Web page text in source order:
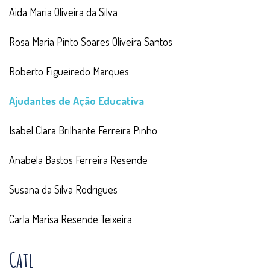
Aida Maria Oliveira da Silva
Rosa Maria Pinto Soares Oliveira Santos
Roberto Figueiredo Marques
Ajudantes de Ação Educativa
Isabel Clara Brilhante Ferreira Pinho
Anabela Bastos Ferreira Resende
Susana da Silva Rodrigues
Carla Marisa Resende Teixeira
Catl